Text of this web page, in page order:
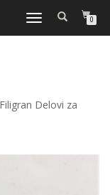
TOGGLE
0
Delovi za